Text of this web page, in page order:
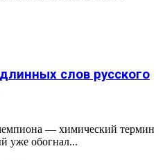
слов русского
— химический термин
уже обогнал...